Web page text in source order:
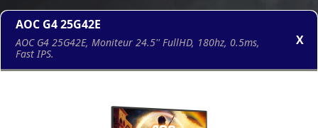
AOC G4 25G42E
AOC G4 25G42E, Moniteur 24.5'' FullHD, 180hz, 0.5ms,
Fast IPS.
X